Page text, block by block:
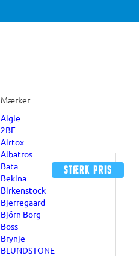
Mærker
Aigle
2BE
Airtox
Albatros
Bata
Bekina
Birkenstock
Bjerregaard
Björn Borg
Boss
Brynje
BLUNDSTONE
Stærk pris